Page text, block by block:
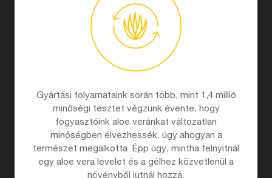
Gyártási folyamataink során több, mint 1,4 millió
minőségi tesztet végzünk évente, hogy
fogyasztóink aloe veránkat változatlan
minőségben élvezhessék, úgy ahogyan a
természet megalkotta. Épp úgy, mintha felnyitnál
egy aloe vera levelet és a gélhez közvetlenül a
növényből jutnál hozzá.